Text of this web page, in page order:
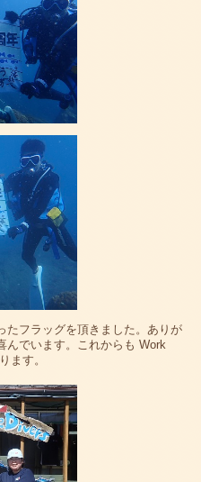
たフラッグを頂きました。ありが
んでいます。これからも Work
ます。